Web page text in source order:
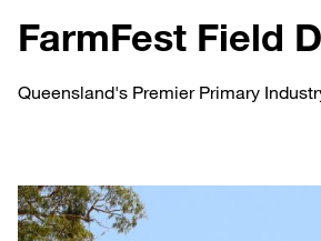
FarmFest Field
Queensland's Premier Primary